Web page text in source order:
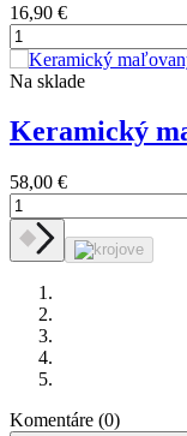
16,90 €
Na sklade
Keramický
58,00 €
Komentáre (0)